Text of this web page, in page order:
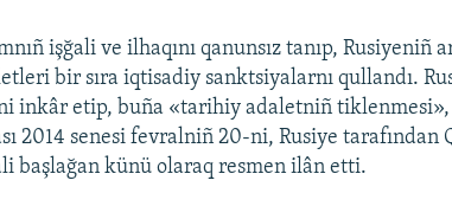
işğali ve ilhaqını qanunsız tanıp, Rusiyeniñ
bir sıra iqtisadiy sanktsiyalarnı qullandı.
inkâr etip, buña «tarihiy adaletniñ tiklenmesi»,
2014 senesi fevralniñ 20-ni, Rusiye tarafından
başlağan künü olaraq resmen ilân etti.